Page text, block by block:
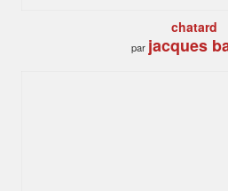
chatard
par jacques